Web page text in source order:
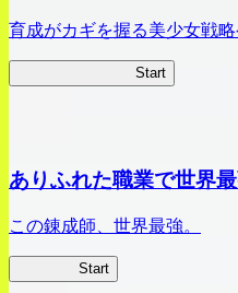
育成がカギを握る美少女戦略
Start
ありふれた職業で世界
この錬成師、世界最強。
Start